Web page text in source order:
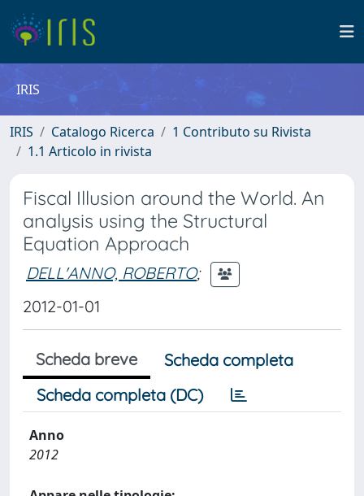
IRIS
IRIS Catalogo Ricerca
1 Contributo su Rivista
1.1 Articolo in rivista
Fiscal Illusion around the World. An
analysis using the Structural
Equation Approach
DELL'ANNO, ROBERTO;
2012-01-01
Scheda breve
Scheda completa
Scheda completa (DC)
Anno
2012